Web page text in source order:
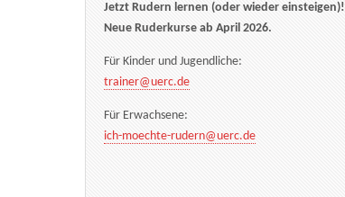
Jetzt Rudern lernen (oder wieder einsteigen)!
Neue Ruderkurse ab April 2026.
Für Kinder und Jugendliche:
trainer@uerc.de
Für Erwachsene:
ich-moechte-rudern@uerc.de